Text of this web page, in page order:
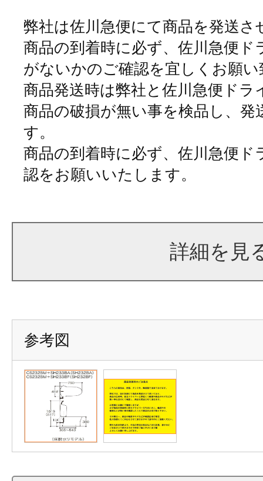
弊社は佐川急便にて商品を発送さ
商品の到着時に必ず、佐川急便ド
がないかのご確認を宜しくお願
商品発送時は弊社と佐川急便ドラ
商品の破損が無い事を検品し、
す。
商品の到着時に必ず、佐川急便ド
認をお願いいたします。
詳細を見
参考図